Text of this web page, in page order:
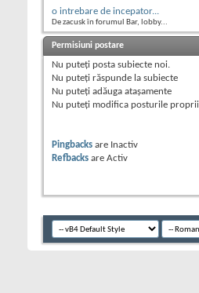
o intrebare de incepator...
De zacusk în forumul Bar, lobby...
Permisiuni postare
Nu puteţi posta subiecte noi.
Nu puteţi răspunde la subiecte
Nu puteţi adăuga ataşamente
Nu puteţi modifica posturile proprii
Pingbacks are Inactiv
Refbacks are Activ